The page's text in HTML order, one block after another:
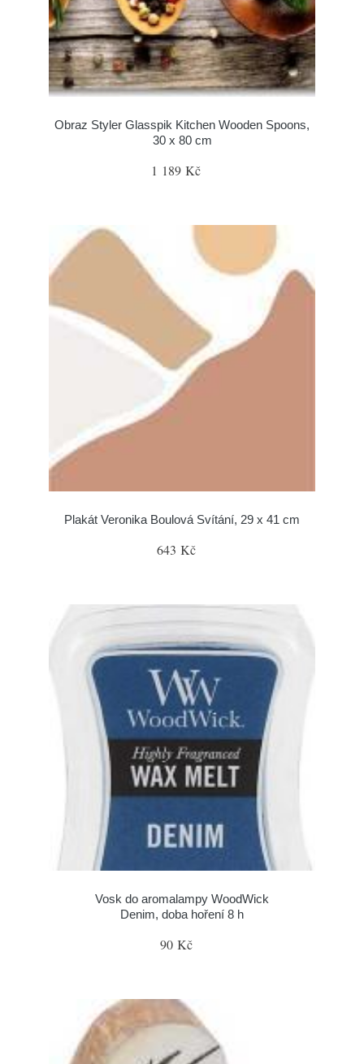
Obraz Styler Glasspik Kitchen Wooden Spoons,
30 x 80 cm
1 189 Kč
Plakát Veronika Boulová Svítání, 29 x 41 cm
643 Kč
Vosk do aromalampy WoodWick
Denim, doba hoření 8 h
90 Kč